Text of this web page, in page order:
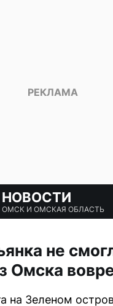
НОВОСТИ
ОМСК И ОМСКАЯ ОБЛАСТЬ
не
Омска
на Зеленом